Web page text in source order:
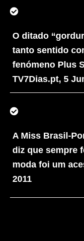
O ditado
tanto sentido
fenómeno Plus
TV7Dias.pt, 5
A Miss Brasil-
diz que sempre
moda foi um
2011